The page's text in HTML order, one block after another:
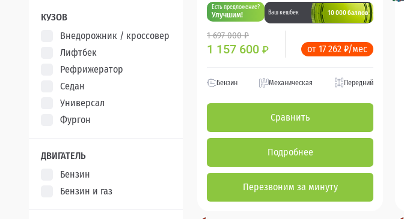
Aura
КУЗОВ
Внедорожник / кроссовер
Лифтбек
Рефрижератор
Седан
Универсал
Фургон
ДВИГАТЕЛЬ
Бензин
Бензин и газ
Есть предложение?
Улучшим! Ваш кешбек 10 000 баллов
1 697 000 ₽
1 157 600 ₽ от 17 262 ₽/мес
Бензин Механическая Передний
Сравнить
Подробнее
Перезвоним за минуту